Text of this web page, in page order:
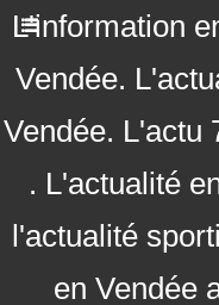
L'information
Vendée.
Vendée. L'actu
. L'actualité
l'actualité
en Vendée